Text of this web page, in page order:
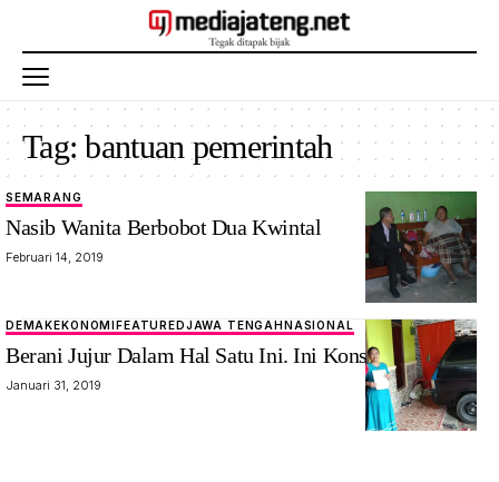
Tag:bantuan pemerintah
SEMARANG
Nasib Wanita Berbobot Dua Kwintal
Februari 14, 2019
DEMAKEKONOMIFEATUREDJAWA TENGAHNASIONAL
Berani Jujur Dalam Hal Satu Ini. Ini Konsekuensinya
Januari 31, 2019